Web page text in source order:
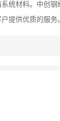
统材料。中创
提供优质的服务